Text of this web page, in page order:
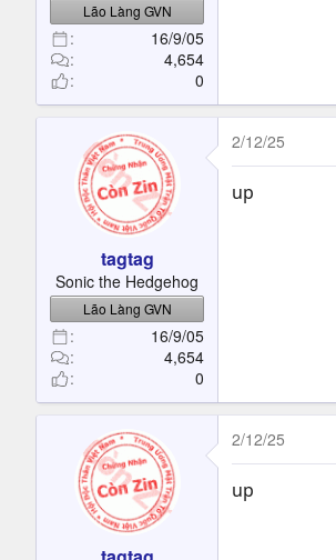
Lão Làng GVN
16/9/05
4,654
0
tagtag
Sonic the Hedgehog
Lão Làng GVN
16/9/05
4,654
0
2/12/25
up
2/12/25
up